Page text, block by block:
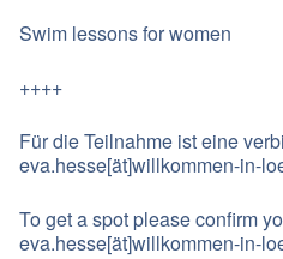
Swim lessons for women
++++
Für die Teilnahme ist eine
eva.hesse[ät]willkommen-in-
To get a spot please confirm
eva.hesse[ät]willkommen-in-